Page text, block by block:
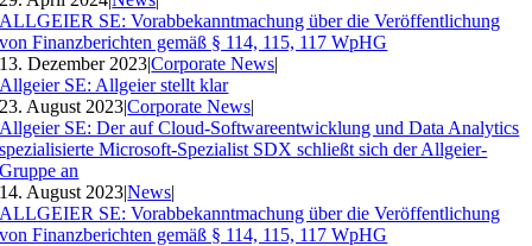
ALLGEIER SE: Vorabbekanntmachung über die Veröffentlichung
von Finanzberichten gemäß § 114, 115, 117 WpHG
13. Dezember 2023|Corporate News|
Allgeier SE: Allgeier stellt klar
23. August 2023|Corporate News|
Allgeier SE: Der auf Cloud-Softwareentwicklung und Data Analytics
spezialisierte Microsoft-Spezialist SDX schließt sich der Allgeier-
Gruppe an
14. August 2023|News|
ALLGEIER SE: Vorabbekanntmachung über die Veröffentlichung
von Finanzberichten gemäß § 114, 115, 117 WpHG